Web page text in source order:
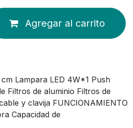
Agregar al carrito
Lampara LED 4W*1 Push
Filtros de aluminio Filtros de
y clavija FUNCIONAMIENTO
Capacidad de